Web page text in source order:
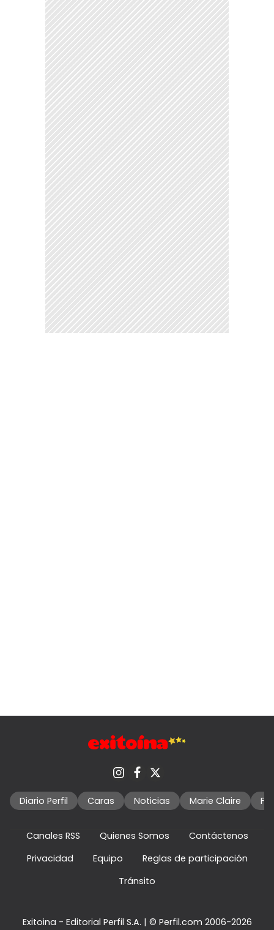
Diario Perfil Caras Noticias Marie Claire
Canales RSS Quienes Somos
Contáctenos
Privacidad
Equipo
Reglas de participación
Tránsito
Exitoina - Editorial Perfil S.A. | © Perfil.com 2006-2026